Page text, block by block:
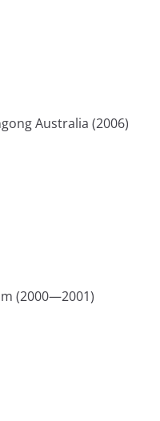
Australia (2006)
(2000—2001)